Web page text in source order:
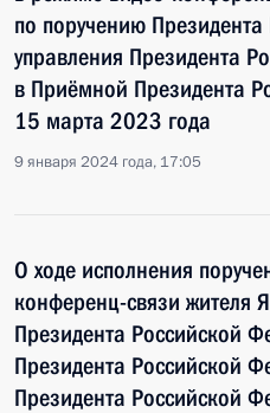
по поручению
управления Президента
в Приёмной Президента
15 марта 2023 года
9 января 2024 года, 17:05
О ходе исполнения
конференц-связи жителя
Президента Российской
Президента Российской
Президента Российской